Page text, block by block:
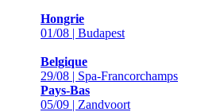
Hongrie
01/08 | Budapest
Belgique
29/08 | Spa-Francorchamps
Pays-Bas
05/09 | Zandvoort